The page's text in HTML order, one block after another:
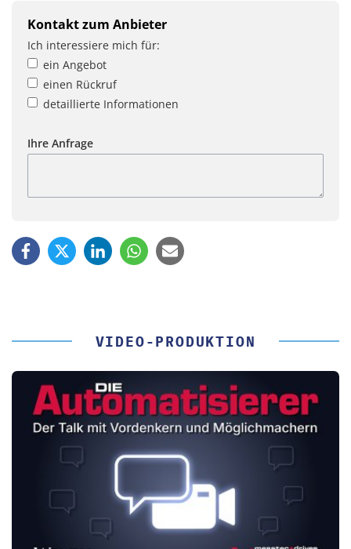
Kontakt zum Anbieter
Ich interessiere mich für:
ein Angebot
einen Rückruf
detaillierte Informationen
Ihre Anfrage
VIDEO-PRODUKTION